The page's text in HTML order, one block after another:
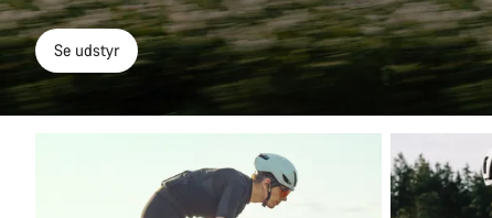
Se udstyr